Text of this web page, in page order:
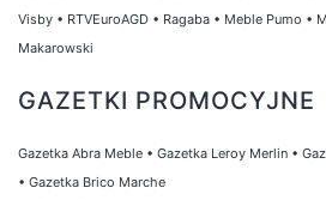
Visby • RTVEuroAGD • Ragaba • Meble Pumo •
Makarowski
GAZETKI PROMOCYJNE
Gazetka Abra Meble • Gazetka Leroy Merlin •
• Gazetka Brico Marche